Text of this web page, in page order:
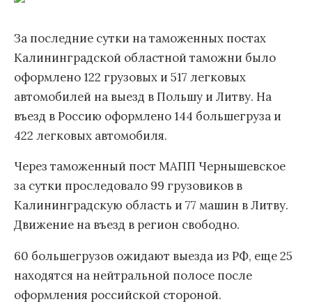
За последние сутки на таможенных постах
Калининградской областной таможни было
оформлено 122 грузовых и 517 легковых
автомобилей на выезд в Польшу и Литву. На
въезд в Россию оформлено 144 большегруза и
422 легковых автомобиля.
Через таможенный пост МАПП Чернышевское
за сутки проследовало 99 грузовиков в
Калининградскую область и 77 машин в Литву.
Движение на въезд в регион свободно.
60 большегрузов ожидают выезда из РФ, еще 25
находятся на нейтральной полосе после
оформления российской стороной.